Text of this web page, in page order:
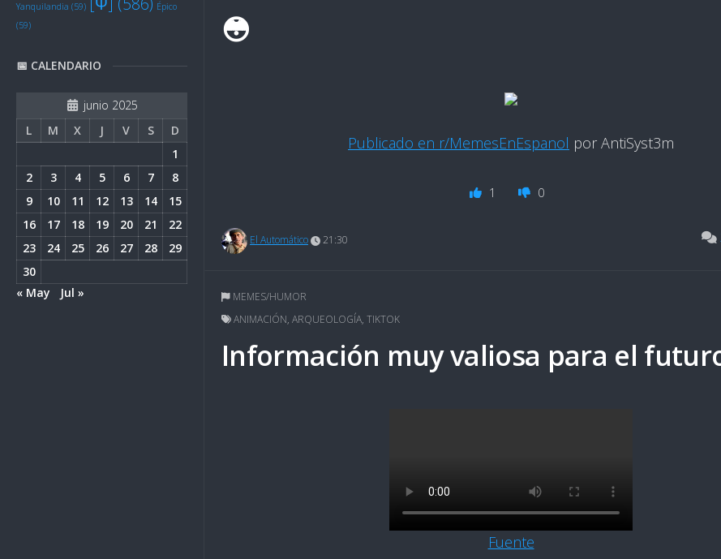
Yanquilandia (59)
Épico
(59)
📅 CALENDARIO
junio 2025
L
M X J V S
D
1
2
3 4 5 6 7
8
9
10 11 12 13 14
15
16
17 18 19 20 21
22
23
24 25 26 27 28
29
30
« May
Jul »
😳
Publicado en r/MemesEnEspanol por AntiSyst3m
1 0
El Automático 21:30
MEMES/HUMOR
ANIMACIÓN, ARQUEOLOGÍA, TIKTOK
Información muy valiosa para el
Fuente